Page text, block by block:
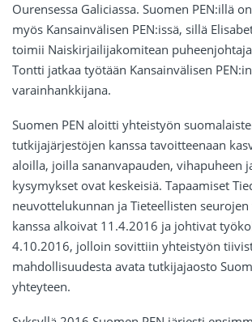
Ourensessa Galiciassa. Suomen PEN:illä
myös Kansainvälisen PEN:issä, sillä
toimii Naiskirjailijakomitean
Tontti jatkaa työtään Kansainvälisen
varainhankkijana.
Suomen PEN aloitti yhteistyön
tutkijajärjestöjen kanssa tavoitteenaan
aloilla, joilla sananvapauden, vihapuheen
kysymykset ovat keskeisiä. Tapaamiset
neuvottelukunnan ja Tieteellisten
kanssa alkoivat 11.4.2016 ja johtivat
4.10.2016, jolloin sovittiin yhteistyön
mahdollisuudesta avata tutkijajaosto
yhteyteen.